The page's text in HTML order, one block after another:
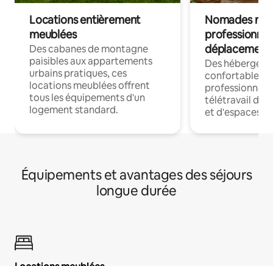
Locations entièrement
meublées
Des cabanes de montagne
paisibles aux appartements
urbains pratiques, ces
locations meublées offrent
tous les équipements d'un
logement standard.
Nomades
déplacement
Des
confortables
professionnels
télétravail
et d'espaces
Équipements et avantages des séjours
longue durée